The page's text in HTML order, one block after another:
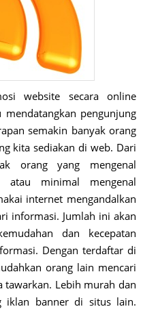
website secara online
pengunjung
semakin banyak orang
kita sediakan di web. Dari
orang yang mengenal
atau minimal mengenal
internet mengandalkan
informasi. Jumlah ini akan
dan kecepatan
Dengan terdaftar di
orang lain mencari
Lebih murah dan
iklan banner di situs lain.